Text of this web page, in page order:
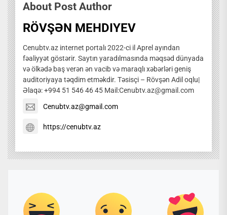
About Post Author
RÖVŞƏN MEHDIYEV
Cenubtv.az internet portalı 2022-ci il Aprel ayından
fəaliyyət göstərir. Saytın yaradılmasında məqsəd dünyada
və ölkədə baş verən ən vacib və maraqlı xəbərləri geniş
auditoriyaya təqdim etməkdir. Təsisçi – Rövşən Adil oqlu|
Əlaqə: +994 51 546 46 45 Mail:Cenubtv.az@gmail.com
Cenubtv.az@gmail.com
https://cenubtv.az